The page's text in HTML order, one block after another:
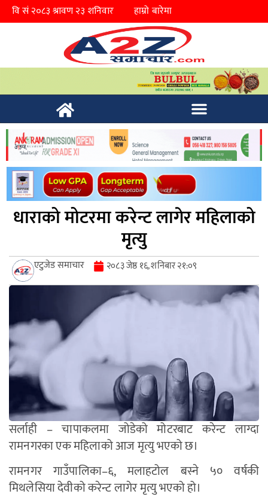
हाम्रो बारेमा
धाराको मोटरमा करेन्ट लागेर महिलाको
मृत्यु
एटुजेड समाचार २०८३ जेष्ठ १६, शनिबार २१:०९
सर्लाही – चापाकलमा जोडेको मोटरबाट करेन्ट लाग्दा
रामनगरका एक महिलाको आज मृत्यु भएको छ।
रामनगर गाउँपालिका–६, मलाहटोल बस्ने ५० वर्षकी
मिथलेसिया देवीको करेन्ट लागेर मृत्यु भएको हो।